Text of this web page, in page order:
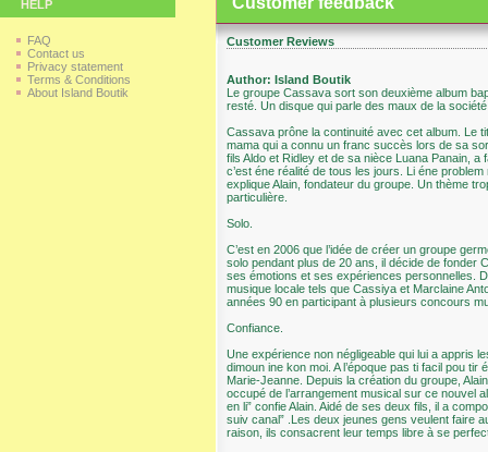
HELP
FAQ
Contact us
Privacy statement
Terms & Conditions
About Island Boutik
Customer Reviews
Author: Island Boutik
Le groupe Cassava sort son deuxième album
resté. Un disque qui parle des maux de la
Cassava prône la continuité avec cet album. Le
mama qui a connu un franc succès lors de sa
fils Aldo et Ridley et de sa nièce Luana Panain,
c’est éne réalité de tous les jours. Li éne
explique Alain, fondateur du groupe. Un thème
particulière.
Solo.
C’est en 2006 que l’idée de créer un groupe
solo pendant plus de 20 ans, il décide de fonder
ses émotions et ses expériences personnelles.
musique locale tels que Cassiya et Marclaine
années 90 en participant à plusieurs concours
Confiance.
Une expérience non négligeable qui lui a appris
dimoun ine kon moi. A l’époque pas ti facil pou
Marie-Jeanne. Depuis la création du groupe,
occupé de l’arrangement musical sur ce nouvel
en li” confie Alain. Aidé de ses deux fils, il a
suiv canal” .Les deux jeunes gens veulent faire
raison, ils consacrent leur temps libre à se